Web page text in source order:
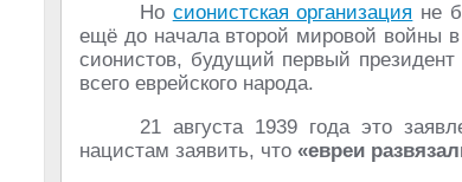
Но сионистская организация не
ещё до начала второй мировой войны в
сионистов, будущий первый президент
всего еврейского народа.
21 августа 1939 года это
нацистам заявить, что «евреи